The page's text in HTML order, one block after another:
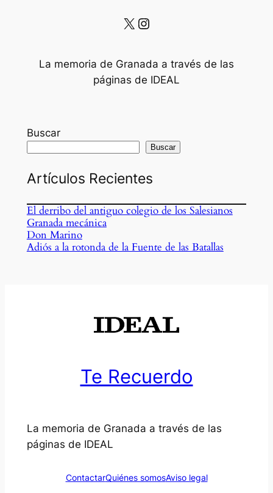
X Instagram
La memoria de Granada a través de las
páginas de IDEAL
Buscar
Buscar
Artículos Recientes
El derribo del antiguo colegio de los Salesianos
Granada mecánica
Don Marino
Adiós a la rotonda de la Fuente de las Batallas
Te Recuerdo
La memoria de Granada a través de las
páginas de IDEAL
ContactarQuiénes somosAviso legal